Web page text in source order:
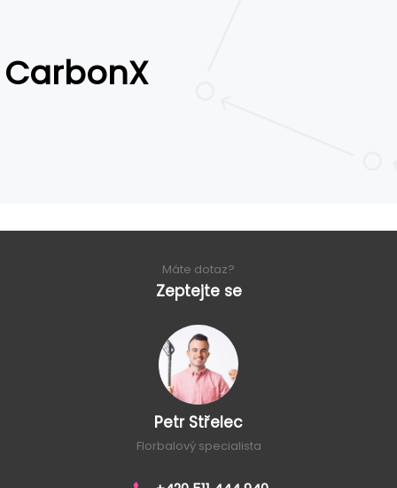
CarbonX
Máte dotaz?
Zeptejte se
Petr Střelec
Florbalový specialista